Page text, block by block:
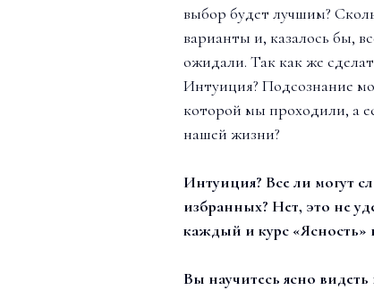
выбор будет лучшим?
варианты и, казалось бы,
ожидали. Так как же
Интуиция? Подсознание
которой мы проходили, а
нашей жизни?
Интуиция? Все ли могут
избранных? Нет, это не
каждый и курс «Ясность»
Вы научитесь ясно